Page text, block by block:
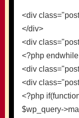
<div
</div>
<div
<?php
<div
<div
<?php
$wp_query-